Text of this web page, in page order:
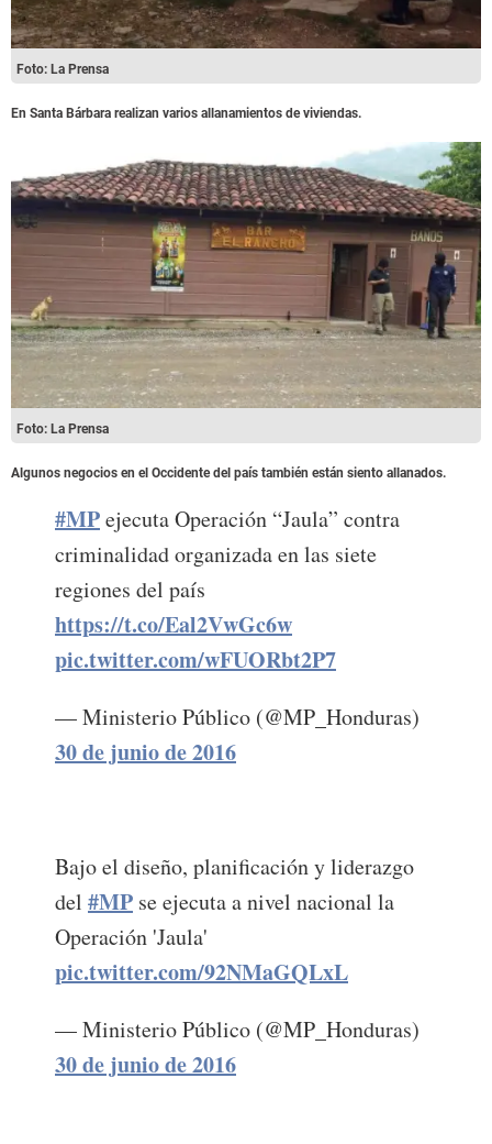
Foto: La Prensa
En Santa Bárbara realizan varios allanamientos de viviendas.
Foto: La Prensa
Algunos negocios en el Occidente del país también están siento allanados.
#MPejecuta Operación “Jaula” contra
criminalidad organizada en las siete
regiones del país
https://t.co/Eal2VwGc6w
pic.twitter.com/wFUORbt2P7
— Ministerio Público (@MP_Honduras)
30 de junio de 2016
Bajo el diseño, planificación y liderazgo
del #MP se ejecuta a nivel nacional la
Operación 'Jaula'
pic.twitter.com/92NMaGQLxL
— Ministerio Público (@MP_Honduras)
30 de junio de 2016